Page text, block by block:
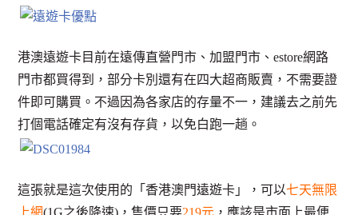
港澳遠遊卡目前在遠傳直營門市、加盟門市、estore網路
門市都買得到，部分卡別還有在四大超商販賣，不需要證
件即可購買。不過因為各家店的存量不一，建議去之前先
打個電話確定有沒有存貨，以免白跑一趟。
這張就是這次使用的「香港澳門遠遊卡」，可以七天無限